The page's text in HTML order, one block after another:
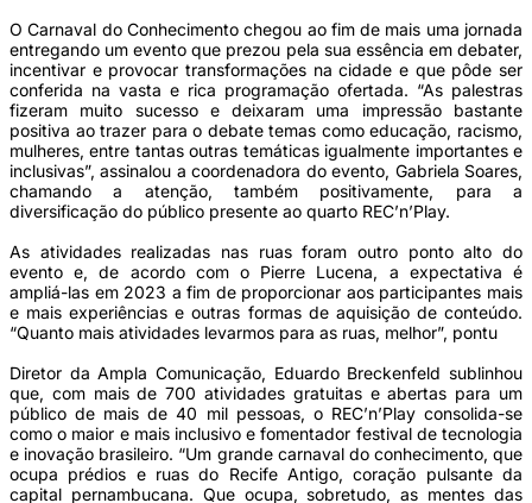
O Carnaval do Conhecimento chegou ao fim de mais uma jornada
entregando um evento que prezou pela sua essência em debater,
incentivar e provocar transformações na cidade e que pôde ser
conferida na vasta e rica programação ofertada. “As palestras
fizeram muito sucesso e deixaram uma impressão bastante
positiva ao trazer para o debate temas como educação, racismo,
mulheres, entre tantas outras temáticas igualmente importantes e
inclusivas”, assinalou a coordenadora do evento, Gabriela Soares,
chamando a atenção, também positivamente, para a
diversificação do público presente ao quarto REC’n’Play.
As atividades realizadas nas ruas foram outro ponto alto do
evento e, de acordo com o Pierre Lucena, a expectativa é
ampliá-las em 2023 a fim de proporcionar aos participantes mais
e mais experiências e outras formas de aquisição de conteúdo.
“Quanto mais atividades levarmos para as ruas, melhor”, pontu
Diretor da Ampla Comunicação, Eduardo Breckenfeld sublinhou
que, com mais de 700 atividades gratuitas e abertas para um
público de mais de 40 mil pessoas, o REC’n’Play consolida-se
como o maior e mais inclusivo e fomentador festival de tecnologia
e inovação brasileiro. “Um grande carnaval do conhecimento, que
ocupa prédios e ruas do Recife Antigo, coração pulsante da
capital pernambucana. Que ocupa, sobretudo, as mentes das